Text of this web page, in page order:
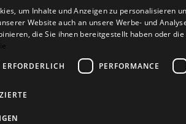
Geschenke
um Inhalte und Anzeigen zu personalisieren
Website auch an unsere Werbe- und
die Sie ihnen bereitgestellt haben oder
PERFORMANCE